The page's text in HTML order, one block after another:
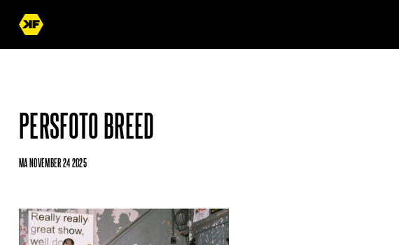
PERSFOTO BREED
MA NOVEMBER 24 2025